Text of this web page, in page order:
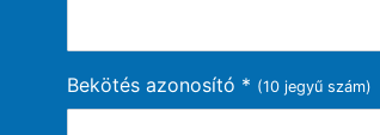
Bekötés azonosító * (10 jegyű szám)